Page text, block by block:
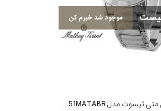
موجود شد خبرم کن
ساعت مچی متی تیسوت مدل H611251MATABR